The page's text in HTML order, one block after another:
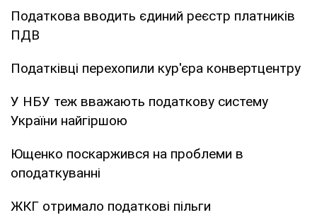
Податкова вводить єдиний реєстр платників
ПДВ
Податківці перехопили кур'єра конвертцентру
У НБУ теж вважають податкову систему
України найгіршою
Ющенко поскаржився на проблеми в
оподаткуванні
ЖКГ отримало податкові пільги